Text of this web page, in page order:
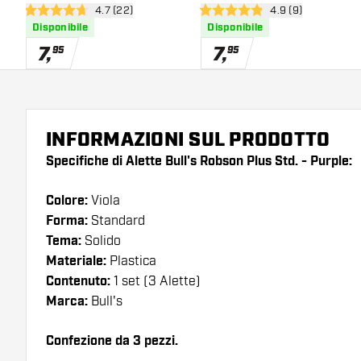
apri pannello recensioni
4.7 stelle di valutazione
4.7 (22)
Disponibile
7,95
apri pannello
4.9 stelle di valutazione
4.9 (9)
Disponibile
7,95
INFORMAZIONI SUL PRODOTTO
Specifiche di Alette Bull's Robson Plus Std. - Purple:
Colore: Viola
Forma: Standard
Tema: Solido
Materiale: Plastica
Contenuto: 1 set (3 Alette)
Marca: Bull's
Confezione da 3 pezzi.